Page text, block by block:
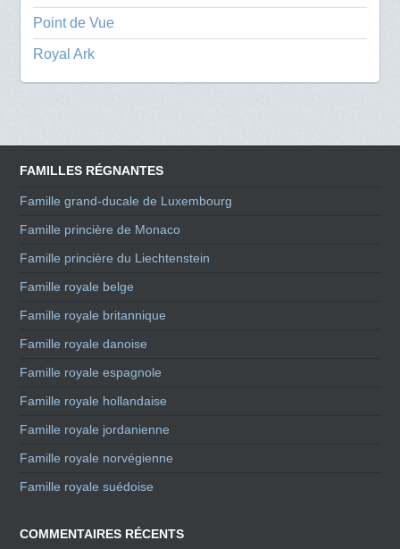
Point de Vue
Royal Ark
FAMILLES RÉGNANTES
Famille grand-ducale de Luxembourg
Famille princière de Monaco
Famille princière du Liechtenstein
Famille royale belge
Famille royale britannique
Famille royale danoise
Famille royale espagnole
Famille royale hollandaise
Famille royale jordanienne
Famille royale norvégienne
Famille royale suédoise
COMMENTAIRES RÉCENTS